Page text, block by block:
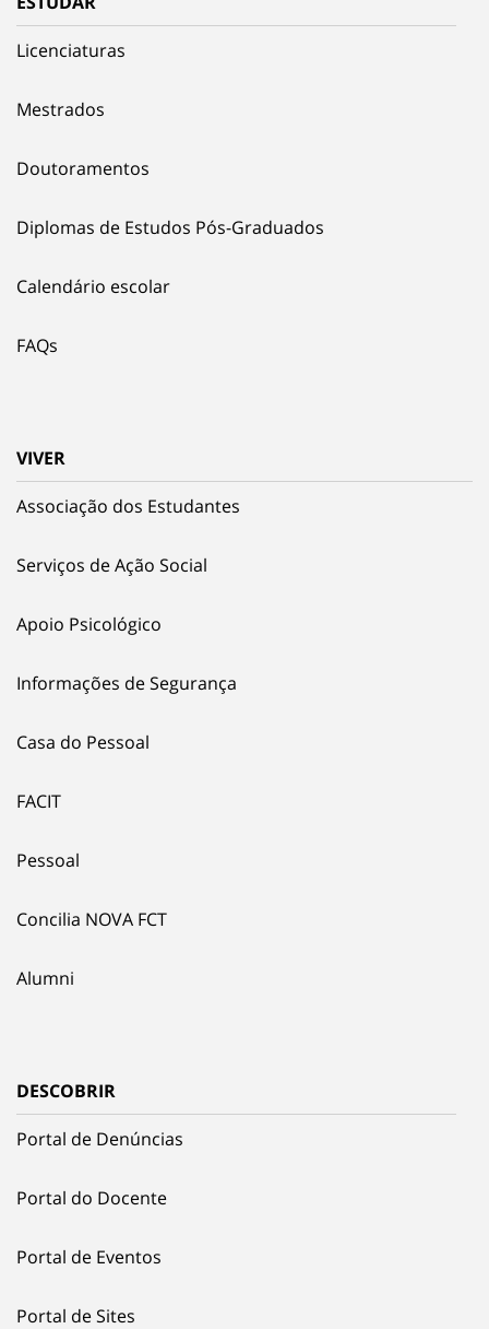
Licenciaturas
Mestrados
Doutoramentos
Diplomas de Estudos Pós-Graduados
Calendário escolar
FAQs
VIVER
Associação dos Estudantes
Serviços de Ação Social
Apoio Psicológico
Informações de Segurança
Casa do Pessoal
FACIT
Pessoal
Concilia NOVA FCT
Alumni
DESCOBRIR
Portal de Denúncias
Portal do Docente
Portal de Eventos
Portal de Sites